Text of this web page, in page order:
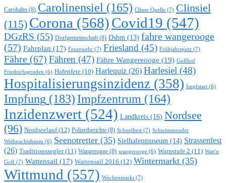
Carobahn (8) Carolinensiel (165) Cliner Quelle (7) Clinsiel
(115) Corona (568)Covid19 (547)
DGzRS (55) Dorfgemeinschaft(8) Dshm (13) fahre wangerooge
(57) Fahrplan (17) Feuerwehr (7) Friesland (45) Frühjahrsputz (7)
Fähre (67) Fähren (47) Fähre Wangereooge (19) Gulfhof
Friedrichsgroden (6) Hafenfete (10) Harlequiz (26) Harlesiel (48)
Hospitalisierungsinzidenz (358) Impfstart (6)
Impfung (183) Impfzentrum (164)
Inzidenzwert (524) Landkreis (16) Nordsee
(96) Nordseelauf(12) Polizeiberichte (8) Schnelltest (7) Schwimmender
Weihnachtsbaum (6) Seenotretter (35) Sielhafenmuseum (14) Strassenfest
(26) Traditionssegler(11) Wangerogge (8) wangerooge (6) Warnstufe 2 (11) Watt'n
Golf (7) Wattensail (17) Wattensail 2016 (12) Wintermarkt (35)
Wittmund (557) Wochenmarkt (7)